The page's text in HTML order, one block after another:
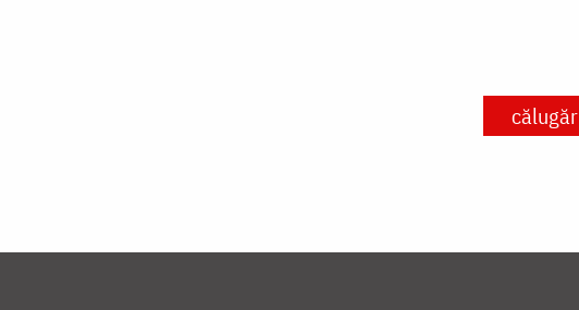
călugăr